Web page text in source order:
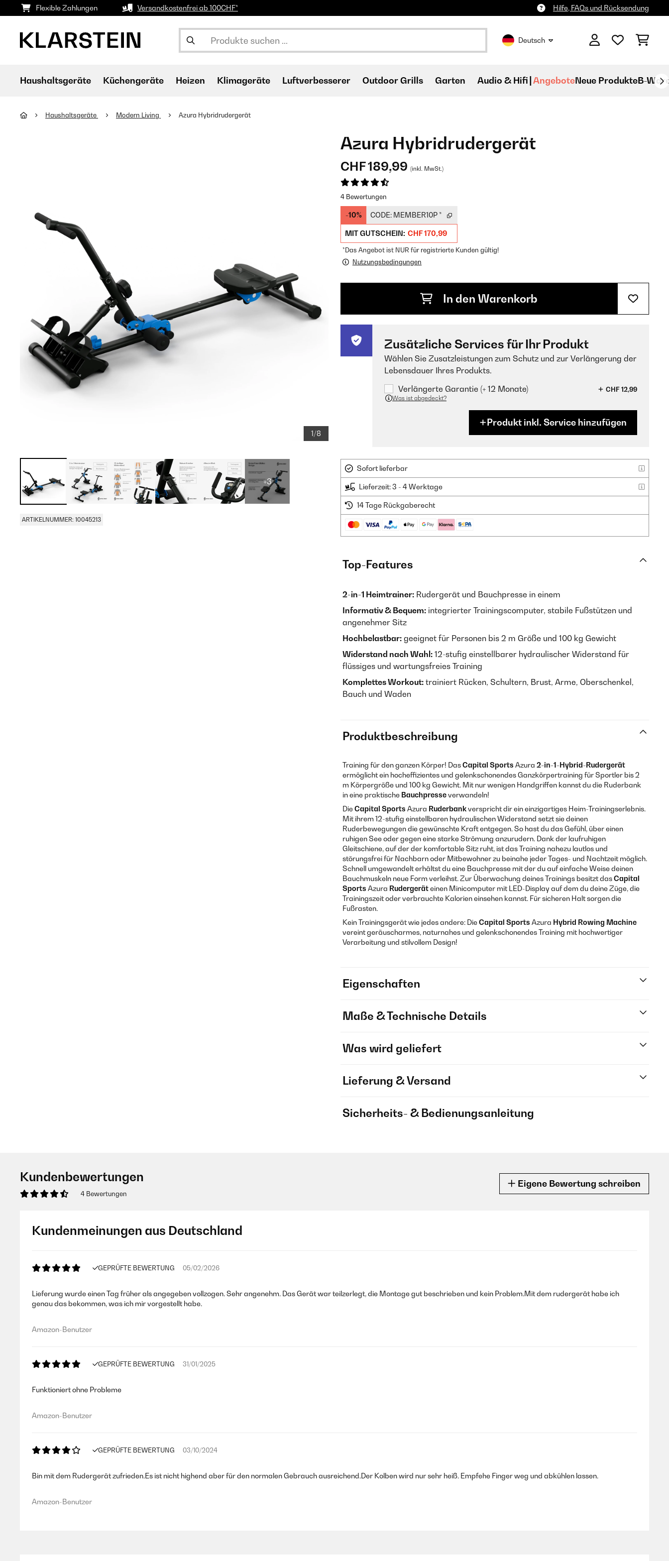
Flexible Zahlungen Versandkostenfrei ab 100CHF* Hilfe, FAQs und Rücksendung
Deutsch
Haushaltsgeräte Küchengeräte Heizen Klimageräte Luftverbesserer Outdoor Grills Garten Audio & Hifi AngeboteNeue ProdukteB-
Haushaltsgeräte Modern Living Azura Hybridrudergerät
1/8
+3
ARTIKELNUMMER: 10045213
Azura Hybridrudergerät
CHF 189,99 (inkl. MwSt.)
4 Bewertungen
-10% CODE: MEMBER10P *
MIT GUTSCHEIN: CHF 170,99
*Das Angebot ist NUR für registrierte Kunden gültig!
Nutzungsbedingungen
In den Warenkorb
Zusätzliche Services für Ihr Produkt
Wählen Sie Zusatzleistungen zum Schutz und zur Verlängerung der
Lebensdauer Ihres Produkts.
Verlängerte Garantie (+ 12 Monate)
CHF 12,99
Was ist abgedeckt?
Produkt inkl. Service hinzufügen
Sofort lieferbar
Lieferzeit: 3 - 4 Werktage
14 Tage Rückgaberecht
Top-Features
2-in-1 Heimtrainer: Rudergerät und Bauchpresse in einem
Informativ & Bequem: integrierter Trainingscomputer, stabile Fußstützen und
angenehmer Sitz
Hochbelastbar: geeignet für Personen bis 2 m Größe und 100 kg Gewicht
Widerstand nach Wahl: 12-stufig einstellbarer hydraulischer Widerstand für
flüssiges und wartungsfreies Training
Komplettes Workout: trainiert Rücken, Schultern, Brust, Arme, Oberschenkel,
Bauch und Waden
Produktbeschreibung
Training für den ganzen Körper! DasCapital Sports Azura 2-in-1-Hybrid-Rudergerät
ermöglicht ein hocheffizientes und gelenkschonendes Ganzkörpertraining für Sportler bis 2
m Körpergröße und 100 kg Gewicht. Mit nur wenigen Handgriffen kannst du die Ruderbank
in eine praktische Bauchpresseverwandeln!
DieCapital Sports Azura Ruderbankverspricht dir ein einzigartiges Heim-Trainingserlebnis.
Mit ihrem 12-stufig einstellbaren hydraulischen Widerstand setzt sie deinen
Ruderbewegungen die gewünschte Kraft entgegen. So hast du das Gefühl, über einen
ruhigen See oder gegen eine starke Strömung anzurudern. Dank der laufruhigen
Gleitschiene, auf der der komfortable Sitz ruht, ist das Training nahezu lautlos und
störungsfrei für Nachbarn oder Mitbewohner zu beinahe jeder Tages- und Nachtzeit möglich.
Schnell umgewandelt erhältst du eine Bauchpresse mit der du auf einfache Weise deinen
Bauchmuskeln neue Form verleihst. Zur Überwachung deines Trainings besitzt dasCapital
Sports Azura Rudergeräteinen Minicomputer mit LED-Display auf dem du deine Züge, die
Trainingszeit oder verbrauchte Kalorien einsehen kannst. Für sicheren Halt sorgen die
Fußrasten.
Kein Trainingsgerät wie jedes andere: DieCapital Sports Azura Hybrid Rowing Machine
vereint geräuscharmes, naturnahes und gelenkschonendes Training mit hochwertiger
Verarbeitung und stilvollem Design!
Eigenschaften
Maße & Technische Details
Was wird geliefert
Lieferung & Versand
Sicherheits- & Bedienungsanleitung
Kundenbewertungen
4 Bewertungen
Eigene Bewertung schreiben
Kundenmeinungen aus Deutschland
GEPRÜFTE BEWERTUNG 05/02/2026
Lieferung wurde einen Tag früher als angegeben vollzogen. Sehr angenehm. Das Gerät war teilzerlegt, die Montage gut beschrieben und kein Problem.Mit dem rudergerät habe ich
genau das bekommen, was ich mir vorgestellt habe.
Amazon-Benutzer
GEPRÜFTE BEWERTUNG 31/01/2025
Funktioniert ohne Probleme
Amazon-Benutzer
GEPRÜFTE BEWERTUNG 03/10/2024
Bin mit dem Rudergerät zufrieden.Es ist nicht highend aber für den normalen Gebrauch ausreichend.Der Kolben wird nur sehr heiß. Empfehe Finger weg und abkühlen lassen.
Amazon-Benutzer